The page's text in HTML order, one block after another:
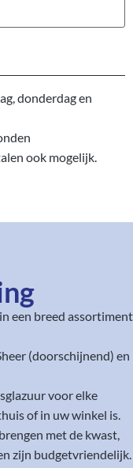
donderdag en
ook mogelijk.
een breed assortiment
(doorschijnend) en
voor elke
of in uw winkel is.
met de kwast,
zijn budgetvriendelijk.